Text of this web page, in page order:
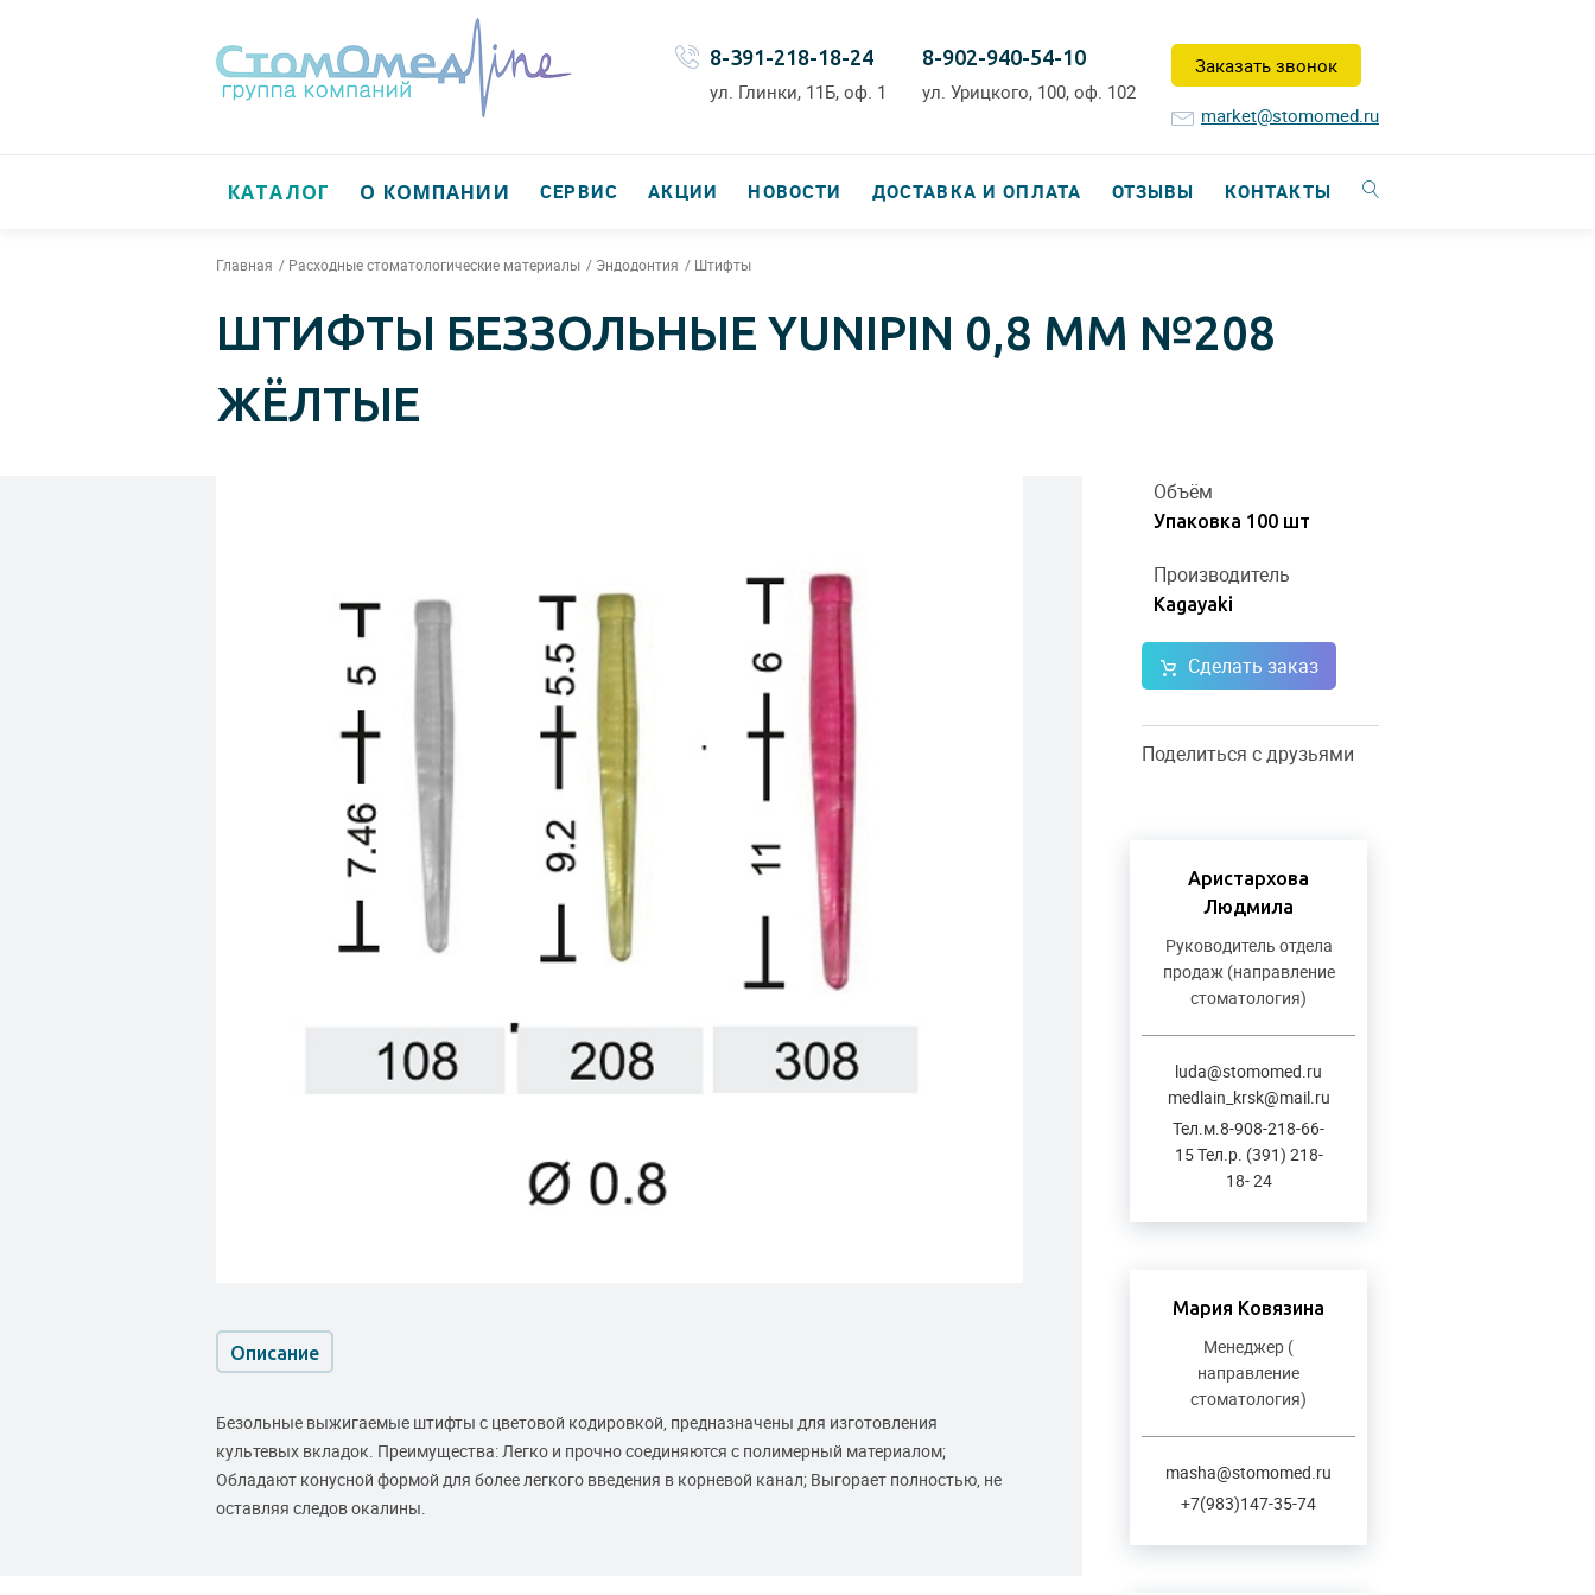
Заказать звонок
market@stomomed.ru
8-902-940-54-10
ул. Урицкого, 100, оф. 102
8-391-218-18-24
ул. Глинки, 11Б, оф. 1
КАТАЛОГ О КОМПАНИИ СЕРВИС АКЦИИ НОВОСТИ ДОСТАВКА И ОПЛАТА ОТЗЫВЫ КОНТАКТЫ
Главная Расходные стоматологические материалы Эндодонтия Штифты
ШТИФТЫ БЕЗЗОЛЬНЫЕ YUNIPIN 0,8 ММ №208
ЖЁЛТЫЕ
Объём
Упаковка 100 шт
Производитель
Kagayaki
Сделать заказ
Поделиться с друзьями
Аристархова
Людмила
Руководитель отдела
продаж (направление
стоматология)
luda@stomomed.ru
medlain_krsk@mail.ru
Тел.м.8-908-218-66-
15 Тел.р. (391) 218-
18- 24
Мария Ковязина
Менеджер (
направление
стоматология)
masha@stomomed.ru
+7(983)147-35-74
Описание
Безольные выжигаемые штифты с цветовой кодировкой, предназначены для изготовления
культевых вкладок. Преимущества: Легко и прочно соединяются с полимерный материалом;
Обладают конусной формой для более легкого введения в корневой канал; Выгорает полностью, не
оставляя следов окалины.